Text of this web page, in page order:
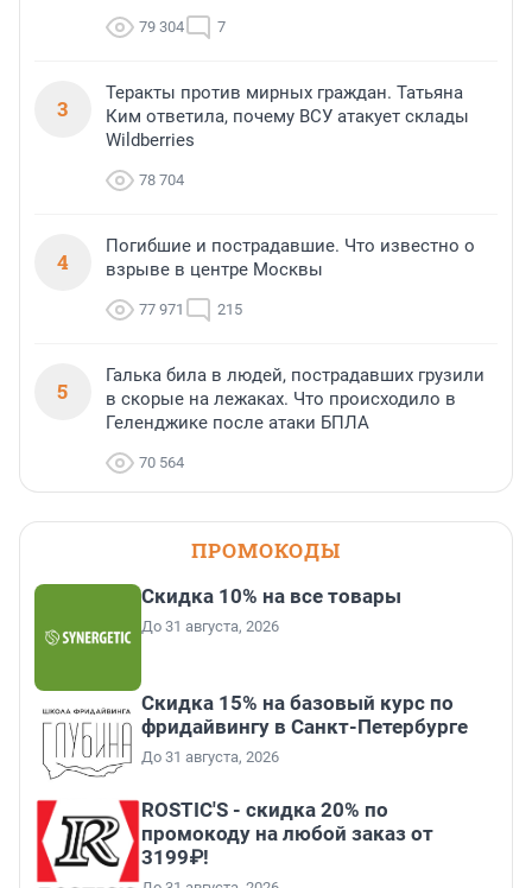
79 304 7
3
Теракты против мирных граждан. Татьяна
Ким ответила, почему ВСУ атакует склады
Wildberries
78 704
4
Погибшие и пострадавшие. Что известно о
взрыве в центре Москвы
77 971 215
5
Галька била в людей, пострадавших грузили
в скорые на лежаках. Что происходило в
Геленджике после атаки БПЛА
70 564
ПРОМОКОДЫ
Скидка 10% на все товары
До 31 августа, 2026
Скидка 15% на базовый курс по
фридайвингу в Санкт-Петербурге
До 31 августа, 2026
ROSTIC'S - скидка 20% по
промокоду на любой заказ от
3199₽!